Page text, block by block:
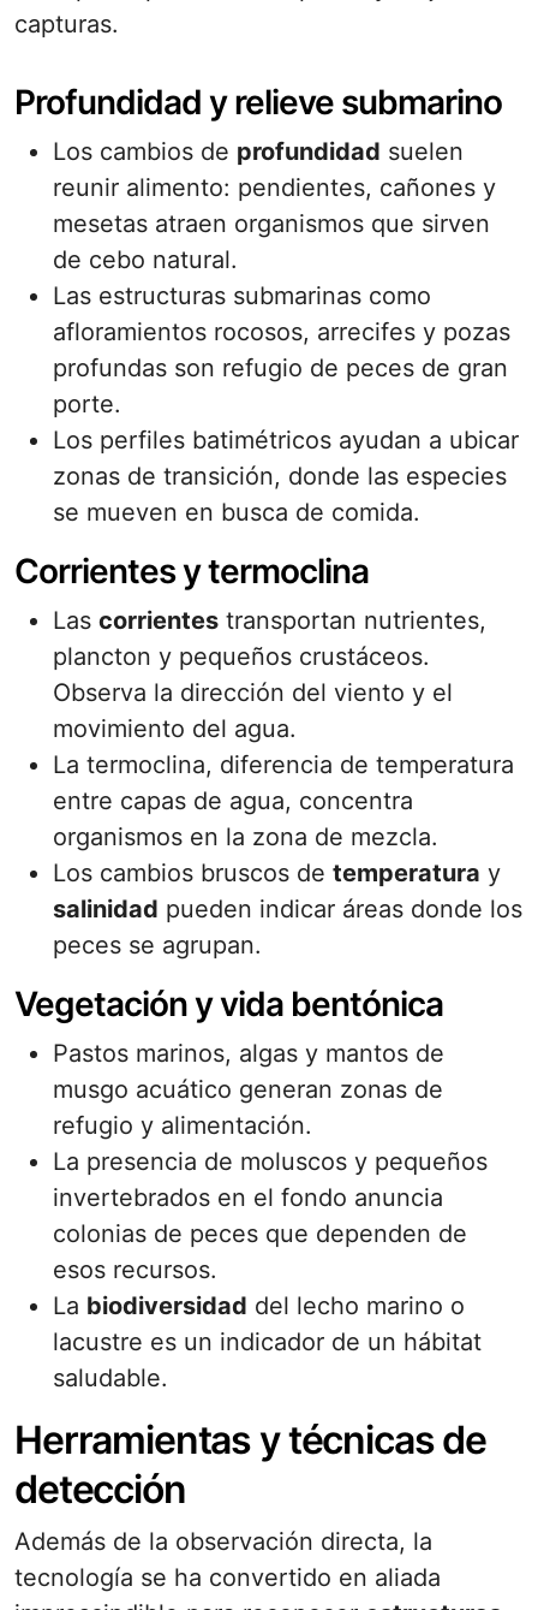
capturas.
Profundidad y relieve submarino
Los cambios de profundidad suelen
reunir alimento: pendientes, cañones y
mesetas atraen organismos que sirven
de cebo natural.
Las estructuras submarinas como
afloramientos rocosos, arrecifes y pozas
profundas son refugio de peces de gran
porte.
Los perfiles batimétricos ayudan a ubicar
zonas de transición, donde las especies
se mueven en busca de comida.
Corrientes y termoclina
Las corrientes transportan nutrientes,
plancton y pequeños crustáceos.
Observa la dirección del viento y el
movimiento del agua.
La termoclina, diferencia de temperatura
entre capas de agua, concentra
organismos en la zona de mezcla.
Los cambios bruscos de temperatura y
salinidad pueden indicar áreas donde los
peces se agrupan.
Vegetación y vida bentónica
Pastos marinos, algas y mantos de
musgo acuático generan zonas de
refugio y alimentación.
La presencia de moluscos y pequeños
invertebrados en el fondo anuncia
colonias de peces que dependen de
esos recursos.
La biodiversidad del lecho marino o
lacustre es un indicador de un hábitat
saludable.
Herramientas y técnicas de
detección
Además de la observación directa, la
tecnología se ha convertido en aliada